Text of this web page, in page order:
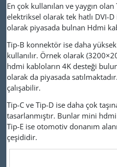
En çok kullanılan ve yaygın olan
elektriksel olarak tek hatlı DVI-D
olarak piyasada bulnan Hdmi
Tip-B konnektör ise daha
kullanılır. Örnek olarak
hdmi kabloların 4K desteği
olarak da piyasada
çalışabilir.
Tip-C ve Tip-D ise daha çok
tasarlanmıştır. Bunlar mini
Tip-E ise otomotiv donanım
çeşididir.